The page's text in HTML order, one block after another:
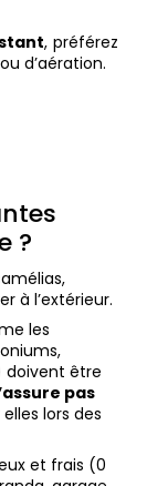
, préférez
d’aération.
?
à l’extérieur.
les
doivent être
pas
lors des
et frais (0